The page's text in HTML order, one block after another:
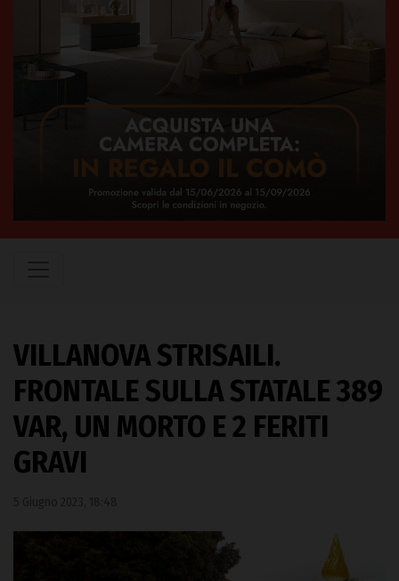
VILLANOVA STRISAILI.
FRONTALE SULLA STATALE 389
VAR, UN MORTO E 2 FERITI
GRAVI